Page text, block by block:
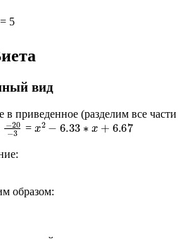
6
= 5
вид
в приведенное (разделим все
=x2−6.33∗x+6.67
образом: